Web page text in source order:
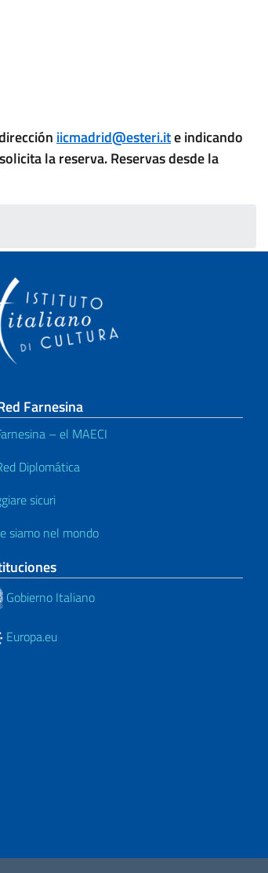
iicmadrid@esteri.ite indicando
la reserva. Reservas desde la
Farnesina
– el MAECI
Diplomática
sicuri
siamo nel mondo
Gobierno Italiano
Europa.eu